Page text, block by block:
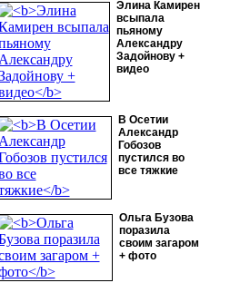
Элина Камирен
всыпала
пьяному
Александру
Задойнову +
видео
В Осетии
Александр
Гобозов
пустился во
все тяжкие
Ольга Бузова
поразила
своим загаром
+ фото